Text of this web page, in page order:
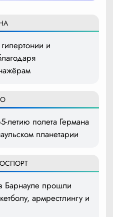
и
летию полета Германа
планетарии
СПОРТ
Барнауле прошли
армрестлингу и